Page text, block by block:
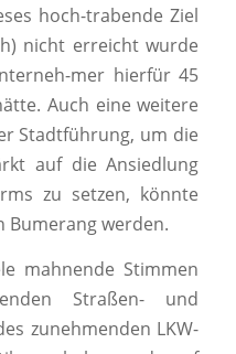
hoch-trabende Ziel
nicht erreicht wurde
mer hierfür 45
Auch eine weitere
Stadtführung, um die
auf die Ansiedlung
zu setzen, könnte
Bumerang werden.
mahnende Stimmen
Straßen- und
zunehmenden LKW-